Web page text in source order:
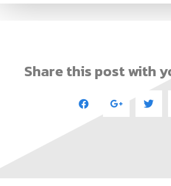
Share this post with